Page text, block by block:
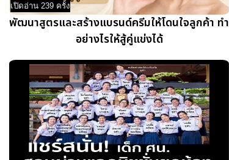
เปิดอ่าน 239 ครั้ง
พัฒนาสูตรและสร้างแบรนด์ครีมให้โดนใจลูกค้า ทำ
อย่างไรให้สู้คู่แข่งได้